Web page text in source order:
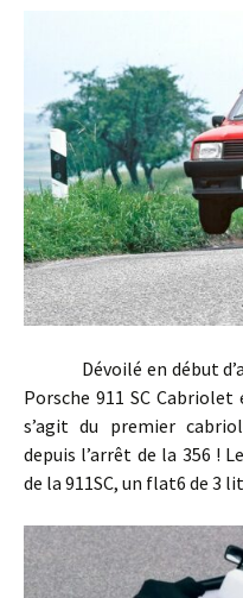
Dévoilé en début
Porsche 911 SC
s’agit du premier
depuis l’arrêt de la 356 !
de la 911SC, un flat6 de 3